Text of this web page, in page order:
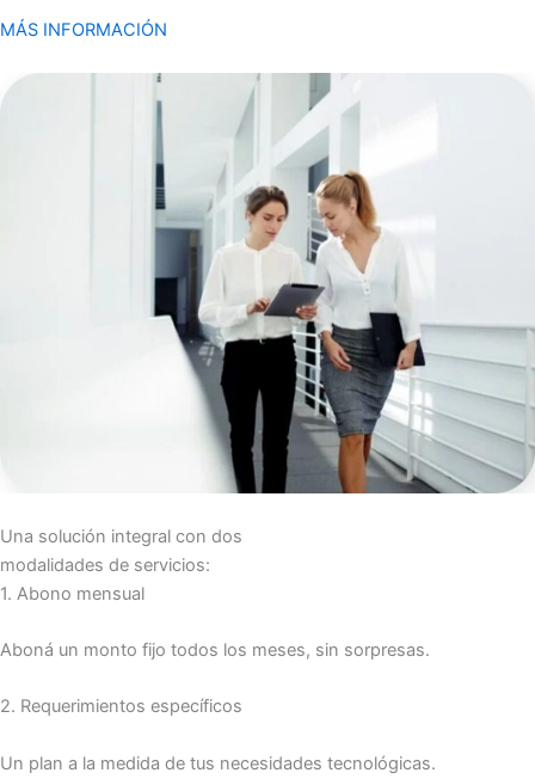
MÁS INFORMACIÓN
Una solución integral con dos
modalidades de servicios:
1. Abono mensual
Aboná un monto fijo todos los meses, sin sorpresas.
2. Requerimientos específicos
Un plan a la medida de tus necesidades tecnológicas.